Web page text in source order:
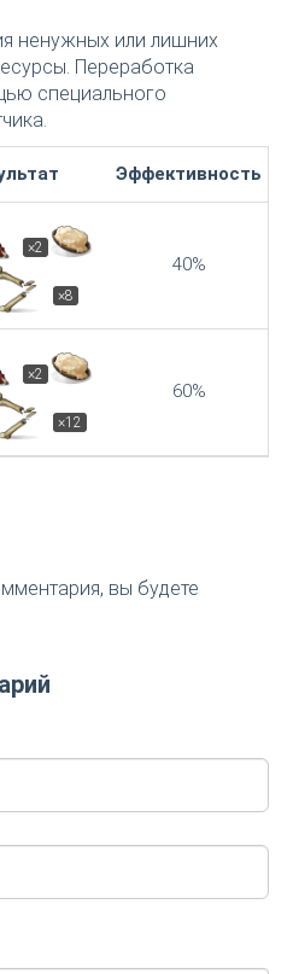
ненужных или лишних
Переработка
специального
Эффективность
×2
×8
40%
×2
×12
60%
вы будете